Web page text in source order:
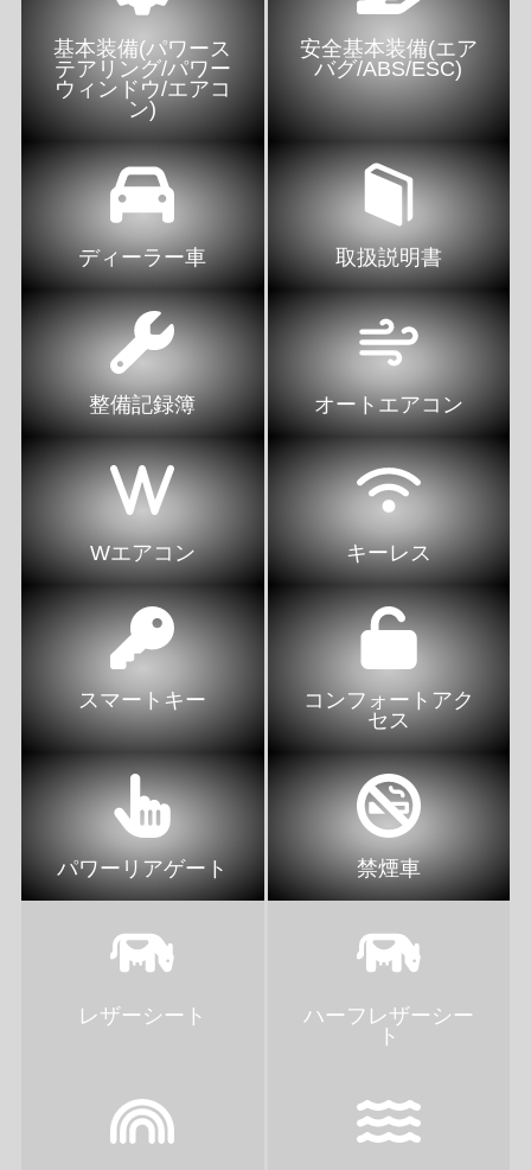
基本装備(パワース
テアリング/パワー
ウィンドウ/エアコ
ン)
安全基本装備(エア
バグ/ABS/ESC)
ディーラー車 取扱説明書
整備記録簿 オートエアコン
Wエアコン キーレス
スマートキー
コンフォートアク
セス
パワーリアゲート 禁煙車
レザーシート
ハーフレザーシー
ト